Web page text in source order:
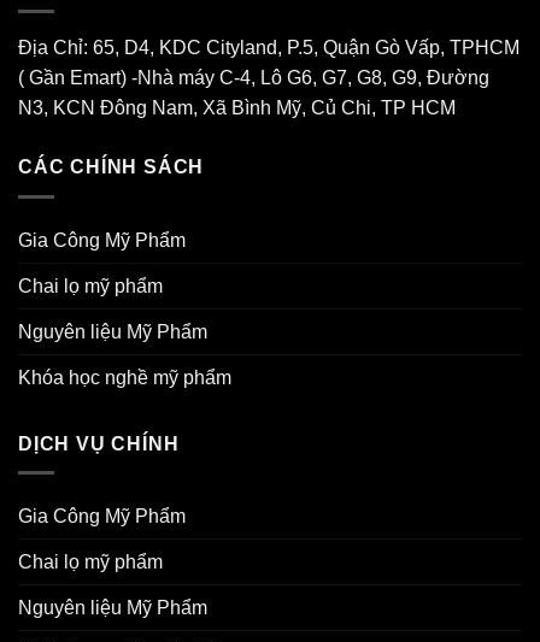
Địa Chỉ: 65, D4, KDC Cityland, P.5, Quận Gò Vấp, TPHCM
( Gần Emart) -Nhà máy C-4, Lô G6, G7, G8, G9, Đường
N3, KCN Đông Nam, Xã Bình Mỹ, Củ Chi, TP HCM
CÁC CHÍNH SÁCH
Gia Công Mỹ Phẩm
Chai lọ mỹ phẩm
Nguyên liệu Mỹ Phẩm
Khóa học nghề mỹ phẩm
DỊCH VỤ CHÍNH
Gia Công Mỹ Phẩm
Chai lọ mỹ phẩm
Nguyên liệu Mỹ Phẩm